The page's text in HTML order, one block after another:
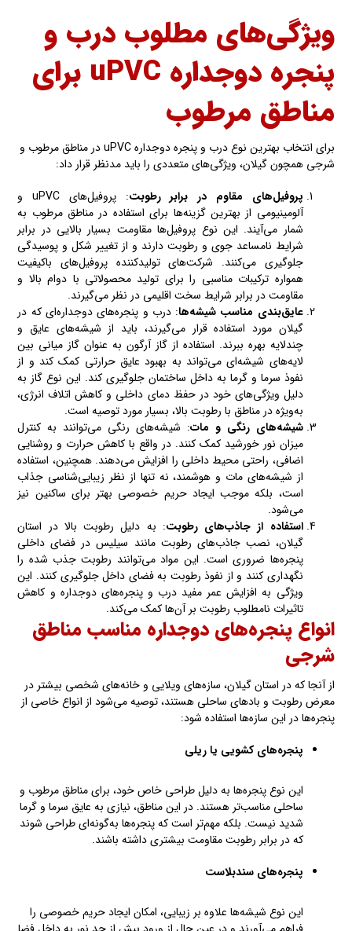
ویژگی‌های مطلوب درب و
پنجره دوجداره uPVC برای
مناطق مرطوب
برای انتخاب بهترین نوع درب و پنجره دوجداره uPVC در مناطق مرطوب و
شرجی همچون گیلان، ویژگی‌های متعددی را باید مدنظر قرار داد:
پروفیل‌های مقاوم در برابر رطوبت
: پروفیل‌های uPVC و
آلومینیومی از بهترین گزینه‌ها برای استفاده در مناطق مرطوب به
شمار می‌آیند. این نوع پروفیل‌ها مقاومت بسیار بالایی در برابر
شرایط نامساعد جوی و رطوبت دارند و از تغییر شکل و پوسیدگی
جلوگیری می‌کنند. شرکت‌های تولیدکننده پروفیل‌های باکیفیت
همواره ترکیبات مناسبی را برای تولید محصولاتی با دوام بالا و
مقاومت در برابر شرایط سخت اقلیمی در نظر می‌گیرند.
عایق‌بندی مناسب شیشه‌ها: درب و پنجره‌های دوجداره‌ای که در
گیلان مورد استفاده قرار می‌گیرند، باید از شیشه‌های عایق و
چندلایه بهره ببرند. استفاده از گاز آرگون به عنوان گاز میانی بین
لایه‌های شیشه‌ای می‌تواند به بهبود عایق حرارتی کمک کند و از
نفوذ سرما و گرما به داخل ساختمان جلوگیری کند. این نوع گاز به
دلیل ویژگی‌های خود در حفظ دمای داخلی و کاهش اتلاف انرژی،
به‌ویژه در مناطق با رطوبت بالا، بسیار مورد توصیه است.
شیشه‌های رنگی و مات: شیشه‌های رنگی می‌توانند به کنترل
میزان نور خورشید کمک کنند. در واقع با کاهش حرارت و روشنایی
اضافی، راحتی محیط داخلی را افزایش می‌دهند. همچنین، استفاده
از شیشه‌های مات و هوشمند، نه تنها از نظر زیبایی‌شناسی جذاب
است، بلکه موجب ایجاد حریم خصوصی بهتر برای ساکنین نیز
می‌شود.
استفاده از جاذب‌های رطوبت: به دلیل رطوبت بالا در استان
گیلان، نصب جاذب‌های رطوبت مانند سیلیس در فضای داخلی
پنجره‌ها ضروری است. این مواد می‌توانند رطوبت جذب شده را
نگهداری کنند و از نفوذ رطوبت به فضای داخل جلوگیری کنند. این
ویژگی به افزایش عمر مفید درب و پنجره‌های دوجداره و کاهش
تاثیرات نامطلوب رطوبت بر آن‌ها کمک می‌کند.
انواع پنجره‌های دوجداره مناسب مناطق
شرجی
از آنجا که در استان گیلان، سازه‌های ویلایی و خانه‌های شخصی بیشتر در
معرض رطوبت و بادهای ساحلی هستند، توصیه می‌شود از انواع خاصی از
پنجره‌ها در این سازه‌ها استفاده شود:
پنجره‌های کشویی یا ریلی
این نوع پنجره‌ها به دلیل طراحی خاص خود، برای مناطق مرطوب و
ساحلی مناسب‌تر هستند. در این مناطق، نیازی به عایق سرما و گرما
شدید نیست. بلکه مهم‌تر است که پنجره‌ها به‌گونه‌ای طراحی شوند
که در برابر رطوبت مقاومت بیشتری داشته باشند.
پنجره‌های سندبلاست
این نوع شیشه‌ها علاوه بر زیبایی، امکان ایجاد حریم خصوصی را